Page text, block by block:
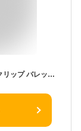
epic day エピックデイ ヘアアクセサリー 結婚式 クリップ バレッタ 花 フラワー パール ブロッサムパールヘアクリップ パーティー お呼ばれ 2次会 謝恩会 同窓会 女子会 成人式 参観日 お祝い 内祝い 食事会 七五三 上品 ヘアアレンジ ヘアピン 送料無料